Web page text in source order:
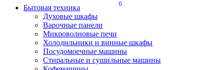
0
Бытовая техника
Духовые шкафы
Варочные панели
Микроволновые печи
Холодильники и винные шкафы
Посудомоечные машины
Стиральные и сушильные машины